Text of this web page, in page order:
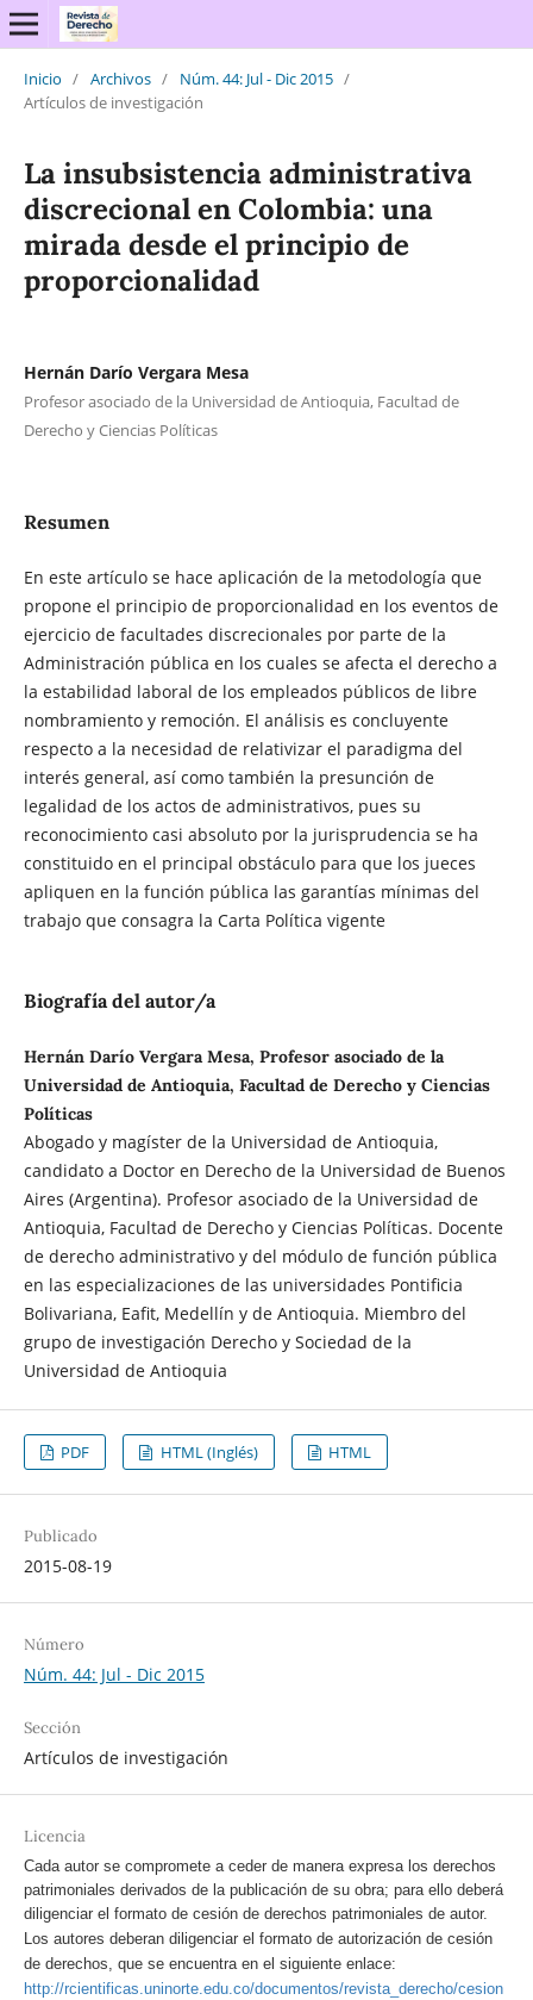
Inicio / Archivos / Núm. 44: Jul - Dic 2015 /
Artículos de investigación
La insubsistencia administrativa
discrecional en Colombia: una
mirada desde el principio de
proporcionalidad
Hernán Darío Vergara Mesa
Profesor asociado de la Universidad de Antioquia, Facultad de
Derecho y Ciencias Políticas
Resumen
En este artículo se hace aplicación de la metodología que
propone el principio de proporcionalidad en los eventos de
ejercicio de facultades discrecionales por parte de la
Administración pública en los cuales se afecta el derecho a
la estabilidad laboral de los empleados públicos de libre
nombramiento y remoción. El análisis es concluyente
respecto a la necesidad de relativizar el paradigma del
interés general, así como también la presunción de
legalidad de los actos de administrativos, pues su
reconocimiento casi absoluto por la jurisprudencia se ha
constituido en el principal obstáculo para que los jueces
apliquen en la función pública las garantías mínimas del
trabajo que consagra la Carta Política vigente
Biografía del autor/a
Hernán Darío Vergara Mesa, Profesor asociado de la
Universidad de Antioquia, Facultad de Derecho y Ciencias
Políticas
Abogado y magíster de la Universidad de Antioquia,
candidato a Doctor en Derecho de la Universidad de Buenos
Aires (Argentina). Profesor asociado de la Universidad de
Antioquia, Facultad de Derecho y Ciencias Políticas. Docente
de derecho administrativo y del módulo de función pública
en las especializaciones de las universidades Pontificia
Bolivariana, Eafit, Medellín y de Antioquia. Miembro del
grupo de investigación Derecho y Sociedad de la
Universidad de Antioquia
PDF HTML (Inglés) HTML
Publicado
2015-08-19
Número
Núm. 44: Jul - Dic 2015
Sección
Artículos de investigación
Licencia
Cada autor se compromete a ceder de manera expresa los derechos
patrimoniales derivados de la publicación de su obra; para ello deberá
diligenciar el formato de cesión de derechos patrimoniales de autor.
Los autores deberan diligenciar el formato de autorización de cesión
de derechos, que se encuentra en el siguiente enlace:
http://rcientificas.uninorte.edu.co/documentos/revista_derecho/cesion